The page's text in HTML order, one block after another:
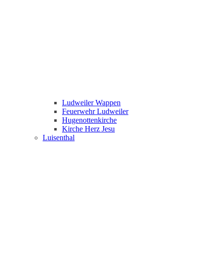
Ludweiler Wappen
Feuerwehr Ludweiler
Hugenottenkirche
Kirche Herz Jesu
Luisenthal